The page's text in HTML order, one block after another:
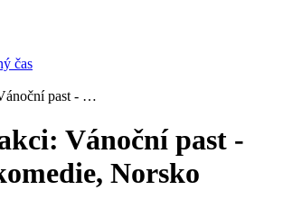
čas
past - …
Vánoční past -
Norsko